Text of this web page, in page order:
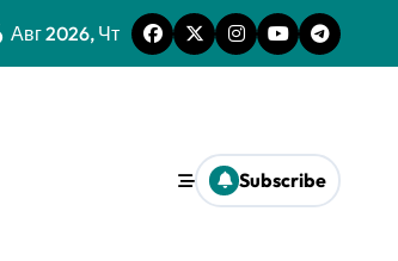
Авг 2026, Чт
Subscribe